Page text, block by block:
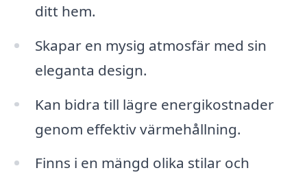
ditt hem.
Skapar en mysig atmosfär med sin
eleganta design.
Kan bidra till lägre energikostnader
genom effektiv värmehållning.
Finns i en mängd olika stilar och